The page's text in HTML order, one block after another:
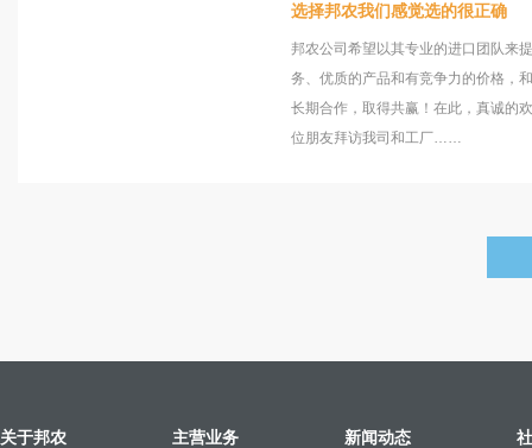
选择邦农我们感觉选的很正确
邦农公司希望以其专业的进口团队来
务、优质的产品和有竞争力的价格，
长期合作，取得共赢！在此，真诚的
位朋友拜访我司和工厂……
关于邦农 主营业务 新闻动态